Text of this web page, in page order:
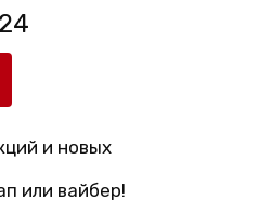
и новых
или вайбер!